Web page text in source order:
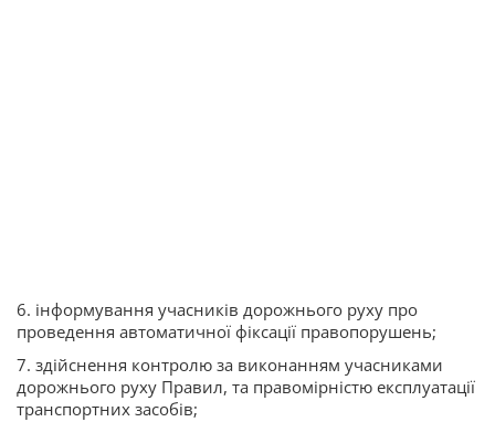
6. інформування учасників дорожнього руху про
проведення автоматичної фіксації правопорушень;
7. здійснення контролю за виконанням учасниками
дорожнього руху Правил, та правомірністю експлуатації
транспортних засобів;